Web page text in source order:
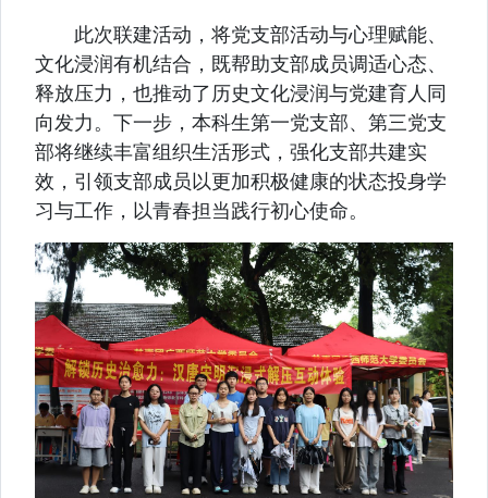
此次联建活动，将党支部活动与心理赋能、
文化浸润有机结合，既帮助支部成员调适心态、
释放压力，也推动了历史文化浸润与党建育人同
向发力。下一步，本科生第一党支部、第三党支
部将继续丰富组织生活形式，强化支部共建实
效，引领支部成员以更加积极健康的状态投身学
习与工作，以青春担当践行初心使命。